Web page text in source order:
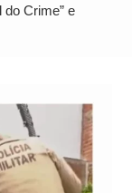
após
Milhões
do Crime” e